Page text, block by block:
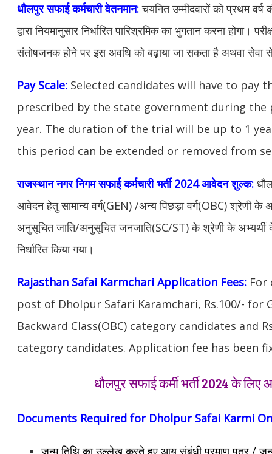
धौलपुरसफाई कर्मचारी वेतनमान:चयनित उम्मीदवारों को प्रथम वर्ष
द्वारा नियमानुसार निर्धारित पारिश्रमिक का भुगतान करना होगा।
संतोषजनक होने पर इस अवधि को बढ़ाया जा सकता है अथवा सेवा
Pay Scale: Selected candidates will have to pay
prescribed by the state government during
year. The duration of the trial will be up to 1
this period can be extended or removed from
राजस्थान नगर निगम सफाई कर्मचारी भर्ती 2024 आवेदन शुल्क:
आवेदन हेतु सामान्य वर्ग(GEN) /अन्य पिछड़ा वर्ग(OBC) श्रेणी
अनुसूचित जाति/अनुसूचित जनजाति(SC/ST) के श्रेणी के
निर्धारित किया गया।
Rajasthan Safai Karmchari Application Fees: For
post of Dholpur Safari Karamchari, Rs.100/- for
Backward Class(OBC) category candidates and
category candidates. Application fee has been
धौलपुर सफाई कर्मी भर्ती 2024 के
Documents Required for Dholpur Safai Karmi
जन्म तिथि का उल्लेख करते हुए आयु संबंधी प्रमाण पत्र /